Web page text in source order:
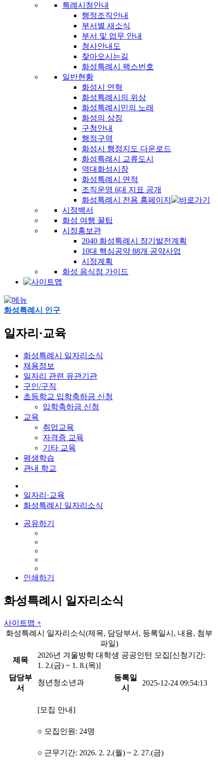
특례시청안내
행정조직안내
부서별 새소식
부서 및 업무 안내
청사안내도
찾아오시는길
화성특례시 팩스번호
일반현황
화성시 연혁
화성특례시의 위상
화성특례시민의 노래
화성의 상징
구청안내
행정구역
화성시 행정지도 다운로드
화성특례시 교류도시
역대화성시장
화성특례시 면적
조직운영 6대 지표 공개
화성특례시 전용 홈페이지
시정백서
화성 여행 꿀팁
시정홍보관
2040 화성특례시 장기발전계획
10대 핵심공약 88개 공약사업
시정계획
화성 음식점 가이드
화성특례시 인구
일자리·교육
화성특례시 일자리소식
채용정보
일자리 관련 유관기관
구인/구직
초등학교 입학축하금 신청
입학축하금 신청
교육
취업교육
자격증 교육
기타 교육
평생학습
관내 학교
일자리·교육
화성특례시 일자리소식
공유하기
인쇄하기
화성특례시 일자리소식
사이트맵 +
화성특례시 일자리소식(제목, 담당부서, 등록일시, 내용, 첨부
파일)
제목
2026년 겨울방학 대학생 공공인턴 모집[신청기간:
1. 2.(금) ~ 1. 8.(목)]
담당부
서
청년청소년과
등록일
시
2025-12-24 09:54:13
[모집 안내]
○ 모집인원: 24명
○ 근무기간: 2026. 2. 2.(월) ~ 2. 27.(금)